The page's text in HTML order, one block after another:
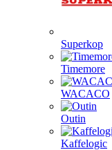
Superkop
Timemore
WACACO
Outin
Kaffelogic